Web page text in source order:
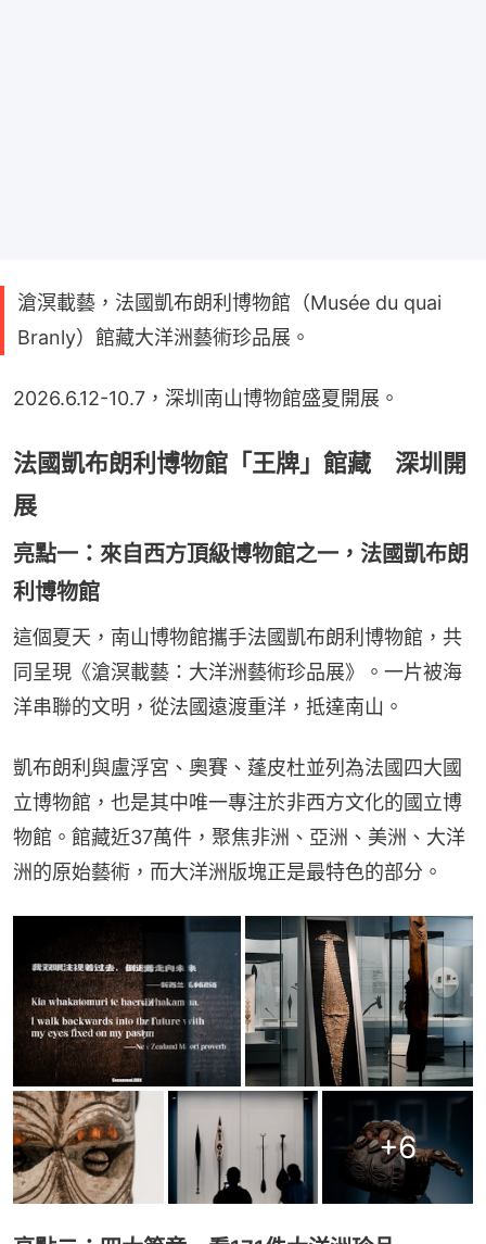
滄溟載藝，法國凱布朗利博物館（Musée du quai
Branly）館藏大洋洲藝術珍品展。
2026.6.12-10.7，深圳南山博物館盛夏開展。
法國凱布朗利博物館「王牌」館藏 深圳開
展
亮點一：來自西方頂級博物館之一，法國凱布朗
利博物館
這個夏天，南山博物館攜手法國凱布朗利博物館，共
同呈現《滄溟載藝：大洋洲藝術珍品展》。一片被海
洋串聯的文明，從法國遠渡重洋，抵達南山。
凱布朗利與盧浮宮、奧賽、蓬皮杜並列為法國四大國
立博物館，也是其中唯一專注於非西方文化的國立博
物館。館藏近37萬件，聚焦非洲、亞洲、美洲、大洋
洲的原始藝術，而大洋洲版塊正是最特色的部分。
+6